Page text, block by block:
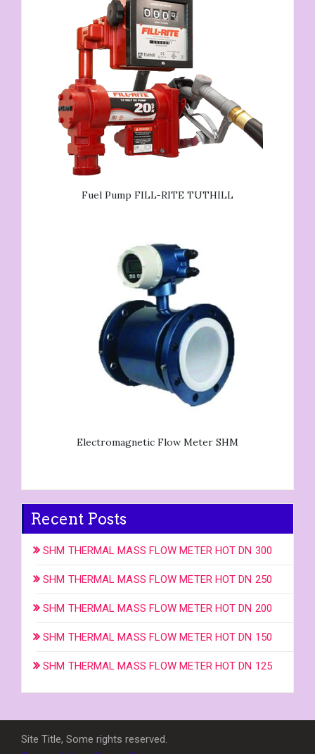
Fuel Pump FILL-RITE TUTHILL
Electromagnetic Flow Meter SHM
Recent Posts
SHM THERMAL MASS FLOW METER HOT DN 300
SHM THERMAL MASS FLOW METER HOT DN 250
SHM THERMAL MASS FLOW METER HOT DN 200
SHM THERMAL MASS FLOW METER HOT DN 150
SHM THERMAL MASS FLOW METER HOT DN 125
Site Title, Some rights reserved.